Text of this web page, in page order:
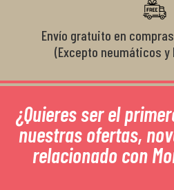
Envío gratuito en
(Excepto neumáticos
¿Quieres ser el
nuestras ofertas,
relacionado con